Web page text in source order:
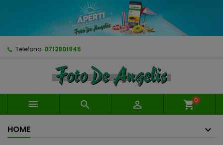
Telefono: 0712801945
   shopping_cart0
HOME